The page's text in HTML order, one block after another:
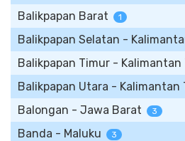
Balikpapan Barat 1
Balikpapan Selatan -
Balikpapan Timur - Kalimantan
Balikpapan Utara - Kalimantan
Balongan - Jawa Barat 3
Banda - Maluku 3